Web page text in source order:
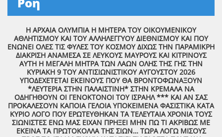
Η ΑΡΧΑΙΑ ΟΛΥΜΠΙΑ Η ΜΗΤΕΡΑ ΤΟΥ ΟΙΚΟΥΜΕΝΙΚΟΥ
ΑΘΛΗΤΙΣΜΟΥ ΚΑΙ ΤΟΥ ΑΛΛΗΛΕΓΓΥΟΥ ΔΙΕΘΝΙΣΜΟΥ ΚΑΙ ΠΟΥ
ΕΝΩΝΕΙ ΟΛΕΣ ΤΙΣ ΦΥΛΕΣ ΤΟΥ ΚΟΣΜΟΥ ΔΙΧΩΣ ΤΗΝ ΠΑΡΑΜΙΚΡΗ
ΔΙΑΚΡΙΣΗ ΑΝΑΜΕΣΑ ΣΕ ΛΕΥΚΟΥΣ ΜΑΥΡΟΥΣ ΚΑΙ ΚΙΤΡΙΝΟΥΣ
ΑΥΤΗ Η ΜΕΓΑΛΗ ΜΗΤΡΑ ΤΩΝ ΛΑΩΝ ΟΛΗΣ ΤΗΣ ΓΗΣ ΤΗΝ
ΚΥΡΙΑΚΗ 9 ΤΟΥ ΑΝΤΙΣΙΩΝΙΣΤΙΚΟΥ ΑΥΓΟΥΣΤΟΥ 2026
ΥΠΟΔΕΧΕΤΕΤΑΙ ΕΚΕΙΝΟΥΣ ΠΟΥ ΘΑ ΒΡΟΝΤΟΦΩΝΑΞΟΥΝ
*ΛΕΥΤΕΡΙΑ ΣΤΗΝ ΠΑΛΑΙΣΤΙΝΗ* ΣΤΗΝ ΚΡΕΜΑΛΑ ΝΑ
ΟΔΗΓΗΘΟΥΝ ΟΙ ΓΕΝΟΚΤΟΝΟΙ ΤΟΥ ΙΣΡΑΗΛ *** ΚΑΙ ΑΝ ΣΑΣ
ΠΡΟΚΑΛΕΣΟΥΝ ΚΑΠΟΙΑ ΓΕΛΟΙΑ ΥΠΟΚΕΙΜΕΝΑ ΦΑΣΙΣΤΙΚΑ ΚΑΤΑ
ΚΥΡΙΟ ΛΟΓΟ ΠΟΥ ΕΡΩΤΕΥΘΗΚΑΝ ΤΑ ΤΕΛΕΥΤΑΙΑ ΧΡΟΝΙΑ ΤΟΥΣ
ΣΙΩΝΙΣΤΕΣ ΕΝΩ ΜΑΣ ΕΙΧΑΝ ΠΡΗΞΕΙ ΜΗΝ ΠΩ ΤΙ ΑΚΡΙΒΩΣ ΜΕ
ΕΚΕΙΝΑ ΤΑ ΠΡΩΤΟΚΟΛΛΑ ΤΗΣ ΣΙΩΝ… ΤΩΡΑ ΛΟΓΩ ΜΙΣΟΥΣ